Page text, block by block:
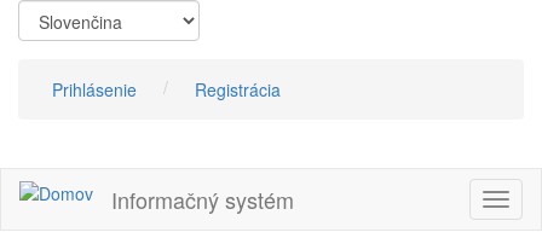
Skočiť
na
Prihlásenie Registrácia
Informačný systém